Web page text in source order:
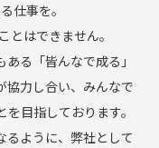
仕事を。
とはできません。
る「皆んなで成る」
協力し合い、みんなで
目指しております。
るように、弊社として